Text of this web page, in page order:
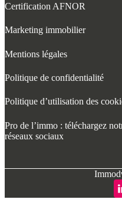
Certification AFNOR
Marketing immobilier
Mentions légales
Politique de confidentialité
Politique d’utilisation des
Pro de l’immo : téléchargez
réseaux sociaux